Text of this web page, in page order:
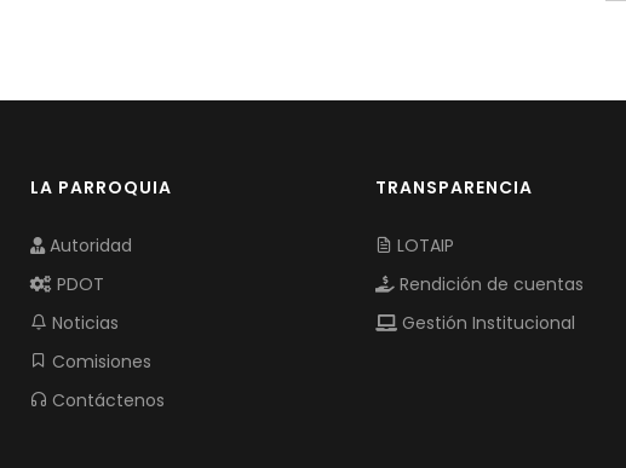
LA PARROQUIA
Autoridad
PDOT
Noticias
Comisiones
Contáctenos
TRANSPARENCIA
LOTAIP
Rendición de cuentas
Gestión Institucional